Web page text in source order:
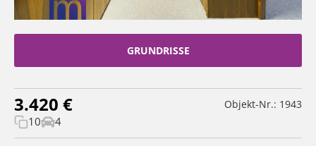
GRUNDRISSE
3.420 € Objekt-Nr.: 1943
10 4